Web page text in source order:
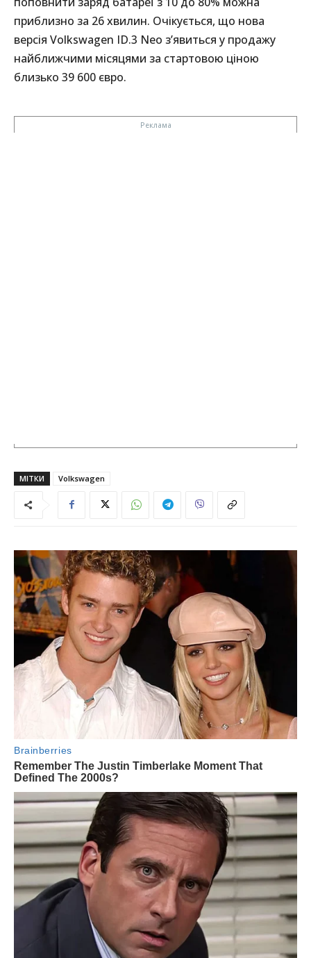
приблизно за 26 хвилин. Очікується, що нова
версія Volkswagen ID.3 Neo з’явиться у продажу
найближчими місяцями за стартовою ціною
близько 39 600 євро.
МІТКИ Volkswagen